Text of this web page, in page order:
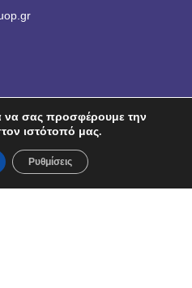
να σας προσφέρουμε την
ιστότοπό μας.
Ρυθμίσεις